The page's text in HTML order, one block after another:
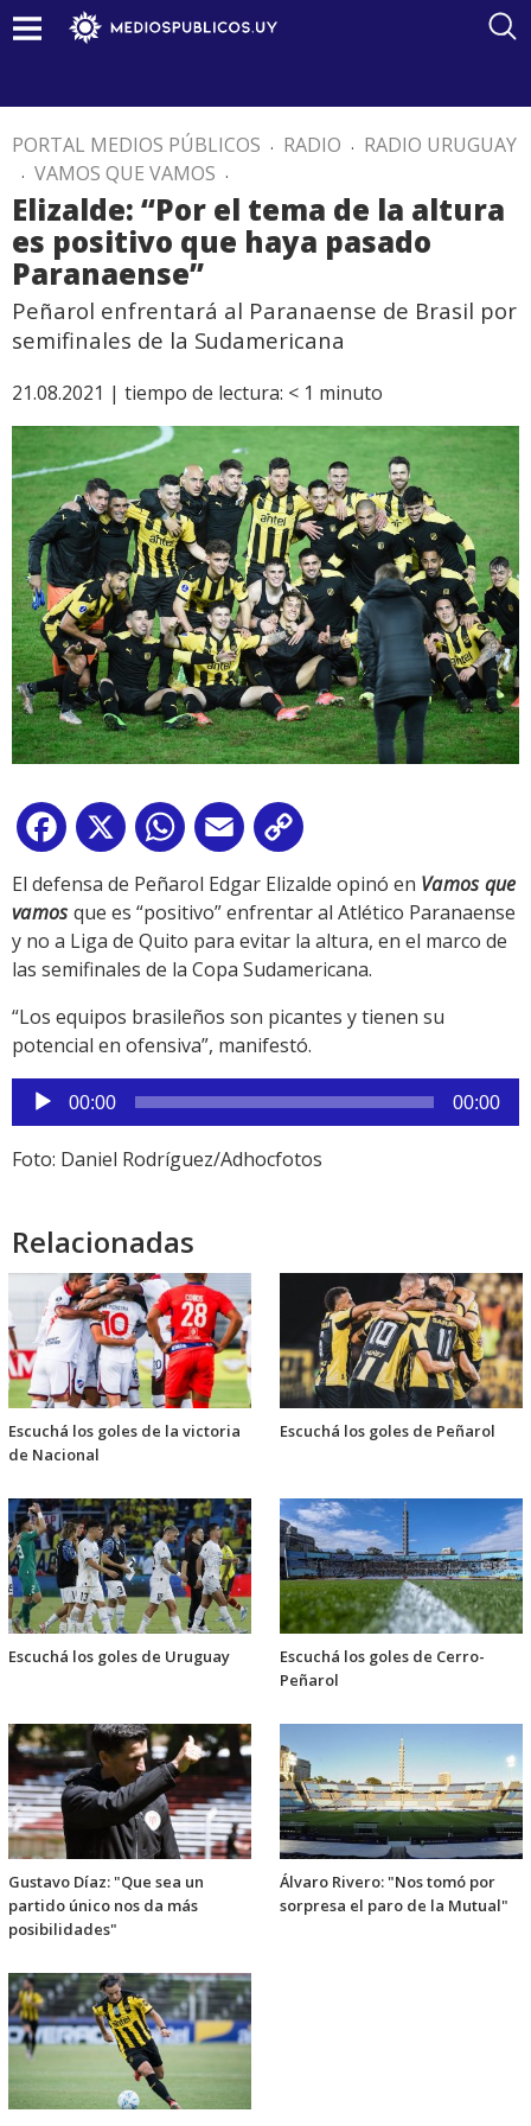
PORTAL MEDIOS PÚBLICOS . RADIO . RADIO URUGUAY
. VAMOS QUE VAMOS .
Elizalde: “Por el tema de la altura
es positivo que haya pasado
Paranaense”
Peñarol enfrentará al Paranaense de Brasil por
semifinales de la Sudamericana
21.08.2021 | tiempo de lectura: < 1 minuto
Facebook
X WhatsApp
Email
Link
El defensa de Peñarol Edgar Elizalde opinó en Vamos que
vamos que es “positivo” enfrentar al Atlético Paranaense
y no a Liga de Quito para evitar la altura, en el marco de
las semifinales de la Copa Sudamericana.
“Los equipos brasileños son picantes y tienen su
potencial en ofensiva”, manifestó.
Reproductor
de
audio
00:00 00:00
Foto: Daniel Rodríguez/Adhocfotos
Relacionadas
Escuchá los goles de la victoria
de Nacional
Escuchá los goles de Peñarol
Escuchá los goles de Uruguay
Escuchá los goles de Cerro-
Peñarol
Gustavo Díaz: "Que sea un
partido único nos da más
posibilidades"
Álvaro Rivero: "Nos tomó por
sorpresa el paro de la Mutual"